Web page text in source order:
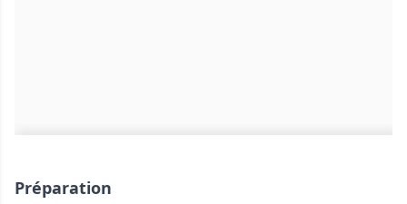
Préparation